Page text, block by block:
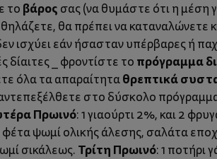
το βάρος σας (να θυμάστε ότι η μέση
θα πρέπει να καταναλώνετε
ισχύει εάν ήσασταν υπέρβαρες ή
_ φροντίστε το πρόγραμμα
όλα τα απαραίτηταθρεπτικά
στο δύσκολο
Πρωινό: 1 γιαούρτι 2%, και 2
φέτα ψωμί ολικής άλεσης, σαλάτα
σικάλεως. ΤρίτηΠρωινό: 1 ποτήρι